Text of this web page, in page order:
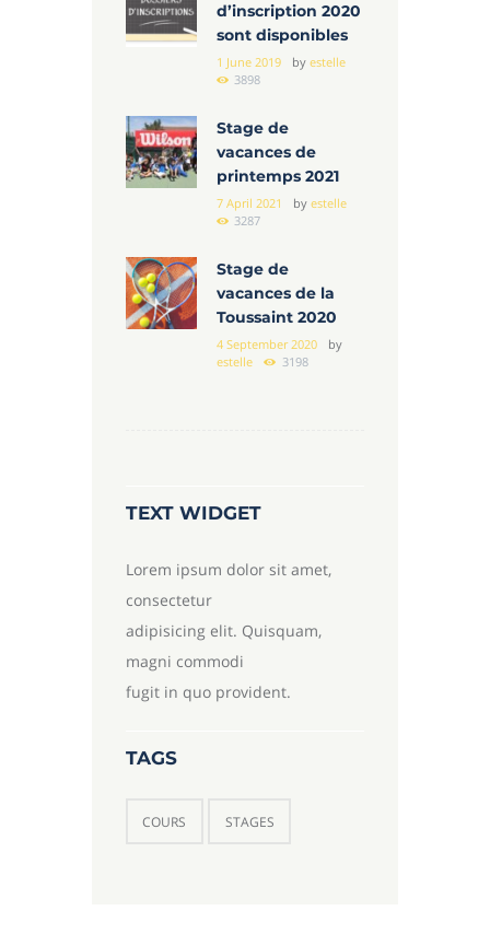
d’inscription 2020
sont disponibles
1 June 2019 byestelle
3898
Stage de
vacances de
printemps 2021
7 April 2021 byestelle
3287
Stage de
vacances de la
Toussaint 2020
4 September 2020
by
estelle
3198
TEXT WIDGET
Lorem ipsum dolor sit amet,
consectetur
adipisicing elit. Quisquam,
magni commodi
fugit in quo provident.
TAGS
COURS STAGES